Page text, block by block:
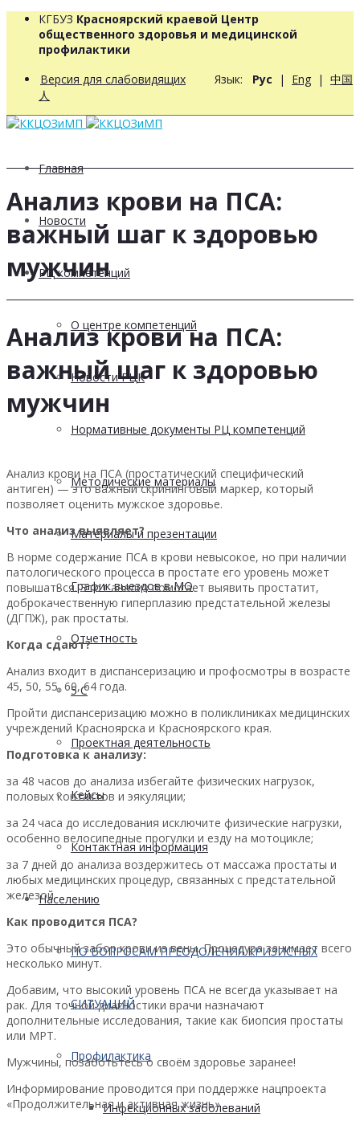
КГБУЗ Красноярский краевой Центр
общественного здоровья и медицинской
профилактики
Версия для слабовидящих Язык: Рус | Eng | 中国
人
Главная
Новости
РЦ компетенций
О центре компетенций
Новости РЦК
Нормативные документы РЦ компетенций
Методические материалы
Материалы и презентации
График выездов в МО
Отчетность
5 С
Проектная деятельность
Кейсы
Контактная информация
Населению
ПО ВОПРОСАМ ПРЕОДОЛЕНИЯ КРИЗИСНЫХ
СИТУАЦИЙ
Профилактика
Инфекционных заболеваний
Анализ крови на ПСА:
важный шаг к здоровью
мужчин
Анализ крови на ПСА:
важный шаг к здоровью
мужчин
Анализ крови на ПСА (простатический специфический
антиген) — это важный скрининговый маркер, который
позволяет оценить мужское здоровье.
Что анализ выявляет?
В норме содержание ПСА в крови невысокое, но при наличии
патологического процесса в простате его уровень может
повышаться. Этот анализ помогает выявить простатит,
доброкачественную гиперплазию предстательной железы
(ДГПЖ), рак простаты.
Когда сдают?
Анализ входит в диспансеризацию и профосмотры в возрасте
45, 50, 55, 60, 64 года.
Пройти диспансеризацию можно в поликлиниках медицинских
учреждений Красноярска и Красноярского края.
Подготовка к анализу:
за 48 часов до анализа избегайте физических нагрузок,
половых контактов и эякуляции;
за 24 часа до исследования исключите физические нагрузки,
особенно велосипедные прогулки и езду на мотоцикле;
за 7 дней до анализа воздержитесь от массажа простаты и
любых медицинских процедур, связанных с предстательной
железой.
Как проводится ПСА?
Это обычный забор крови из вены. Процедура занимает всего
несколько минут.
Добавим, что высокий уровень ПСА не всегда указывает на
рак. Для точной диагностики врачи назначают
дополнительные исследования, такие как биопсия простаты
или МРТ.
Мужчины, позаботьтесь о своём здоровье заранее!
Информирование проводится при поддержке нацпроекта
«Продолжительная и активная жизнь»